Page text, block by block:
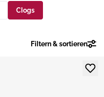
Clogs
Filtern & sortieren